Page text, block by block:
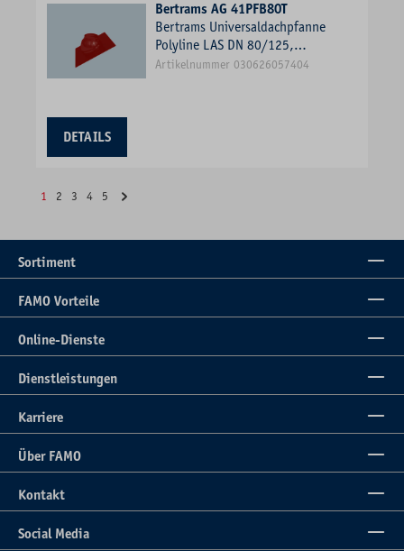
Bertrams AG 41PFB80T
Bertrams Universaldachpfanne
Polyline LAS DN 80/125,
terrakotta, 25-45°, Kunststoff
Artikelnummer 030626057404
DETAILS
1 2 3 4 5
Sortiment
FAMO Vorteile
Online-Dienste
Dienstleistungen
Karriere
Über FAMO
Kontakt
Social Media